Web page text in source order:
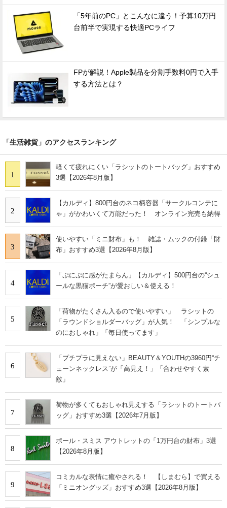
「5年前のPC」とこんなに違う！予算10万円
台前半で実現する快適PCライフ
FPが解説！Apple製品を分割手数料0円で入手
する方法とは？
「生活雑貨」のアクセスランキング
1
軽くて疲れにくい「ラシットのトートバッグ」おすすめ
3選【2026年8月版】
2
【カルディ】800円台のネコ柄容器「サークルコンテに
ゃ」がかわいくて万能だった！ オンライン完売も納得
3
使いやすい「ミニ財布」も！ 雑誌・ムックの付録「財
布」おすすめ3選【2026年8月版】
4
「ぷにぷに感がたまらん」【カルディ】500円台の“シュ
ールな黒猫ポーチ”が愛おしい＆使える！
5
「荷物がたくさん入るので使いやすい」 ラシットの
「ラウンドショルダーバッグ」が人気！ 「シンプルな
のにおしゃれ」「毎日使ってます」
6
「プチプラに見えない」BEAUTY＆YOUTHの3960円“チ
ェーンネックレス”が「高見え！」「合わせやすく素
敵」
7
荷物が多くてもおしゃれ見えする「ラシットのトートバ
ッグ」おすすめ3選【2026年7月版】
8
ポール・スミス アウトレットの「1万円台の財布」3選
【2026年8月版】
9
コミカルな表情に癒やされる！ 【しまむら】で買える
「ミニオングッズ」おすすめ3選【2026年8月版】